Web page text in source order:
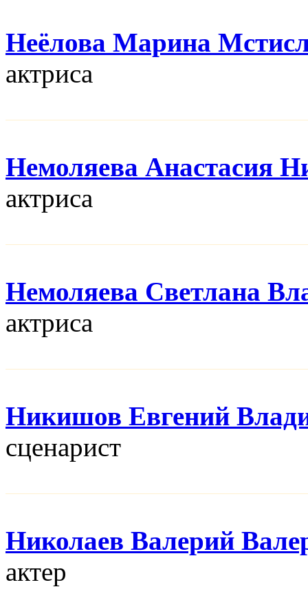
Неёлова Марина
актриса
Немоляева Анастасия
актриса
Немоляева Светлана
актриса
Никишов Евгений
сценарист
Николаев Валерий
актер